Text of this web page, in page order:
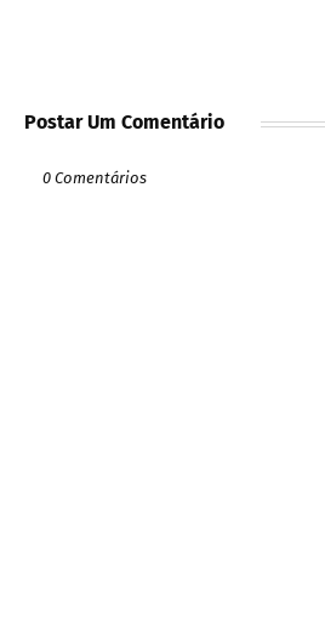
Postar Um Comentário
0 Comentários